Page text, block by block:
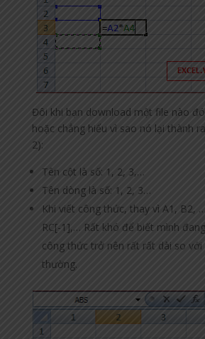
Đôi khi bạn download một file nào
hoặc chẳng hiểu vì sao nó lại thành
2):
Tên cột là số: 1, 2, 3,…
Tên dòng là số: 1, 2, 3…
Khi viết công thức, thay vì A1, B2,
RC[-1],… Rất khó để biết mình
công thức trở nên rất rất dài so với
thường.